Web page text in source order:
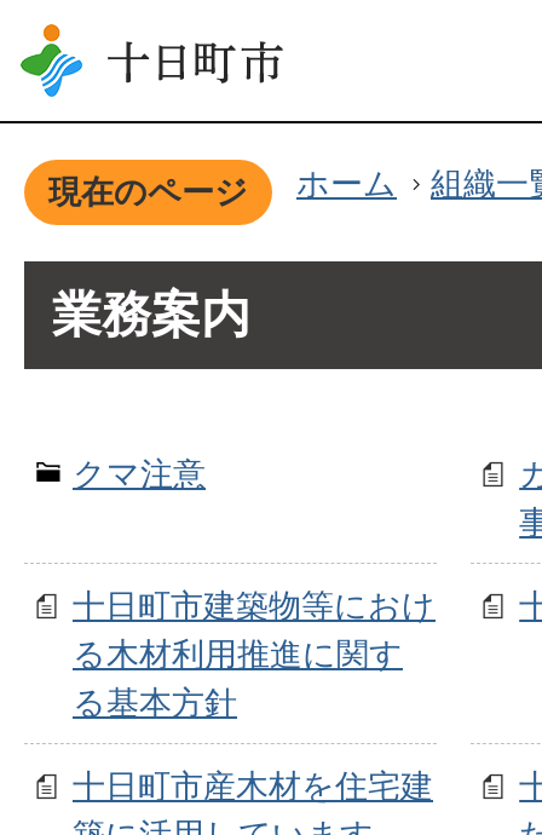
現在のページ ホーム 組織一
業務案内
クマ注意
十日町市建築物等におけ
る木材利用推進に関す
る基本方針
十日町市産木材を住宅建